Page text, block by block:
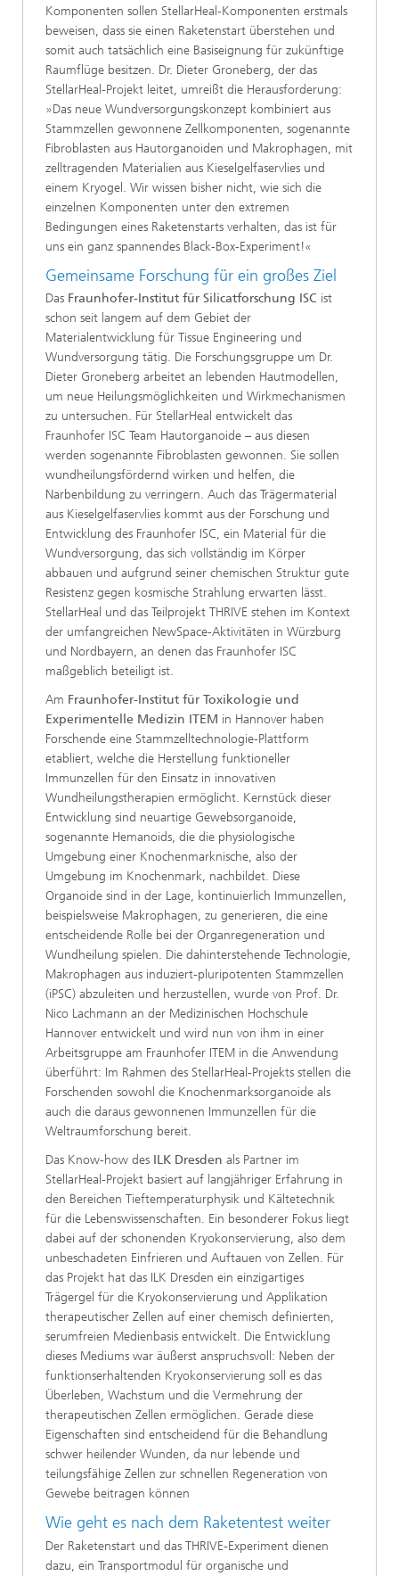
Komponenten sollen StellarHeal-Komponenten erstmals
beweisen, dass sie einen Raketenstart überstehen und
somit auch tatsächlich eine Basiseignung für zukünftige
Raumflüge besitzen. Dr. Dieter Groneberg, der das
StellarHeal-Projekt leitet, umreißt die Herausforderung:
»Das neue Wundversorgungskonzept kombiniert aus
Stammzellen gewonnene Zellkomponenten, sogenannte
Fibroblasten aus Hautorganoiden und Makrophagen, mit
zelltragenden Materialien aus Kieselgelfaservlies und
einem Kryogel. Wir wissen bisher nicht, wie sich die
einzelnen Komponenten unter den extremen
Bedingungen eines Raketenstarts verhalten, das ist für
uns ein ganz spannendes Black-Box-Experiment!«
Gemeinsame Forschung für ein großes Ziel
Das Fraunhofer-Institut für Silicatforschung ISC ist
schon seit langem auf dem Gebiet der
Materialentwicklung für Tissue Engineering und
Wundversorgung tätig. Die Forschungsgruppe um Dr.
Dieter Groneberg arbeitet an lebenden Hautmodellen,
um neue Heilungsmöglichkeiten und Wirkmechanismen
zu untersuchen. Für StellarHeal entwickelt das
Fraunhofer ISC Team Hautorganoide – aus diesen
werden sogenannte Fibroblasten gewonnen. Sie sollen
wundheilungsfördernd wirken und helfen, die
Narbenbildung zu verringern. Auch das Trägermaterial
aus Kieselgelfaservlies kommt aus der Forschung und
Entwicklung des Fraunhofer ISC, ein Material für die
Wundversorgung, das sich vollständig im Körper
abbauen und aufgrund seiner chemischen Struktur gute
Resistenz gegen kosmische Strahlung erwarten lässt.
StellarHeal und das Teilprojekt THRIVE stehen im Kontext
der umfangreichen NewSpace-Aktivitäten in Würzburg
und Nordbayern, an denen das Fraunhofer ISC
maßgeblich beteiligt ist.
Am Fraunhofer-Institut für Toxikologie und
Experimentelle Medizin ITEM in Hannover haben
Forschende eine Stammzelltechnologie-Plattform
etabliert, welche die Herstellung funktioneller
Immunzellen für den Einsatz in innovativen
Wundheilungstherapien ermöglicht. Kernstück dieser
Entwicklung sind neuartige Gewebsorganoide,
sogenannte Hemanoids, die die physiologische
Umgebung einer Knochenmarknische, also der
Umgebung im Knochenmark, nachbildet. Diese
Organoide sind in der Lage, kontinuierlich Immunzellen,
beispielsweise Makrophagen, zu generieren, die eine
entscheidende Rolle bei der Organregeneration und
Wundheilung spielen. Die dahinterstehende Technologie,
Makrophagen aus induziert-pluripotenten Stammzellen
(iPSC) abzuleiten und herzustellen, wurde von Prof. Dr.
Nico Lachmann an der Medizinischen Hochschule
Hannover entwickelt und wird nun von ihm in einer
Arbeitsgruppe am Fraunhofer ITEM in die Anwendung
überführt: Im Rahmen des StellarHeal-Projekts stellen die
Forschenden sowohl die Knochenmarksorganoide als
auch die daraus gewonnenen Immunzellen für die
Weltraumforschung bereit.
Das Know-how des ILK Dresden als Partner im
StellarHeal-Projekt basiert auf langjähriger Erfahrung in
den Bereichen Tieftemperaturphysik und Kältetechnik
für die Lebenswissenschaften. Ein besonderer Fokus liegt
dabei auf der schonenden Kryokonservierung, also dem
unbeschadeten Einfrieren und Auftauen von Zellen. Für
das Projekt hat das ILK Dresden ein einzigartiges
Trägergel für die Kryokonservierung und Applikation
therapeutischer Zellen auf einer chemisch definierten,
serumfreien Medienbasis entwickelt. Die Entwicklung
dieses Mediums war äußerst anspruchsvoll: Neben der
funktionserhaltenden Kryokonservierung soll es das
Überleben, Wachstum und die Vermehrung der
therapeutischen Zellen ermöglichen. Gerade diese
Eigenschaften sind entscheidend für die Behandlung
schwer heilender Wunden, da nur lebende und
teilungsfähige Zellen zur schnellen Regeneration von
Gewebe beitragen können
Wie geht es nach dem Raketentest weiter
Der Raketenstart und das THRIVE-Experiment dienen
dazu, ein Transportmodul für organische und